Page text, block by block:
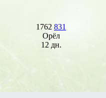
1762 831
Орёл
12 дн.